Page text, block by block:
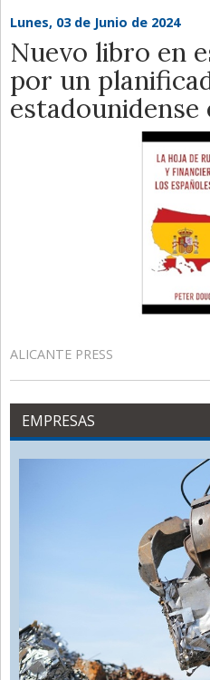
Lunes, 03 de Junio de 2024
Nuevo libro en
por un
estadounidense
ALICANTE PRESS
EMPRESAS